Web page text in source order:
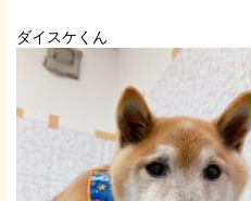
ダイスケくん